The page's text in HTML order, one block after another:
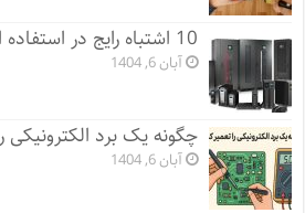
10 اشتباه رایج در استفاده از UPS و استابلایزر
آبان 6, 1404
چگونه یک برد الکترونیکی
آبان 6, 1404